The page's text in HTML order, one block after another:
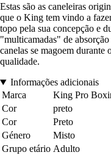
Estas são as caneleiras
que o King tem vindo a
topo pela sua concepção e
"multicamadas" de
canelas se magoem
qualidade.
Informações adicionais
Marca
King Pro
Cor
preto
Cor
Preto
Género
Misto
Grupo etário Adulto